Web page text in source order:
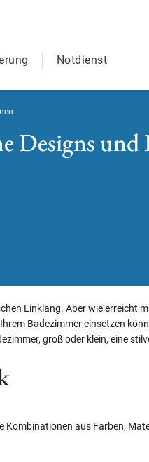
Notdienst
Designs
Einklang. Aber wie erreicht
Badezimmer einsetzen
groß oder klein, eine
aus Farben,